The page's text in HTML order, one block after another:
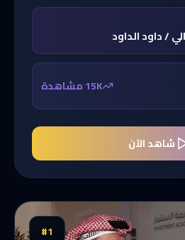
/ داود الداود
15K مشاهدة
شاهد الآن
#1